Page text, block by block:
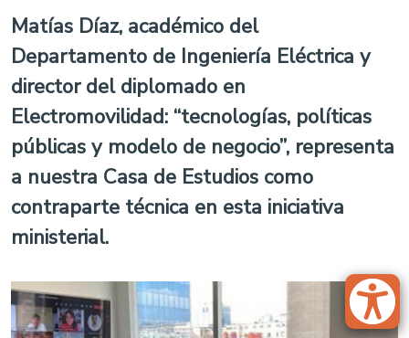
Matías Díaz, académico del
Departamento de Ingeniería Eléctrica y
director del diplomado en
Electromovilidad: “tecnologías, políticas
públicas y modelo de negocio”, representa
a nuestra Casa de Estudios como
contraparte técnica en esta iniciativa
ministerial.